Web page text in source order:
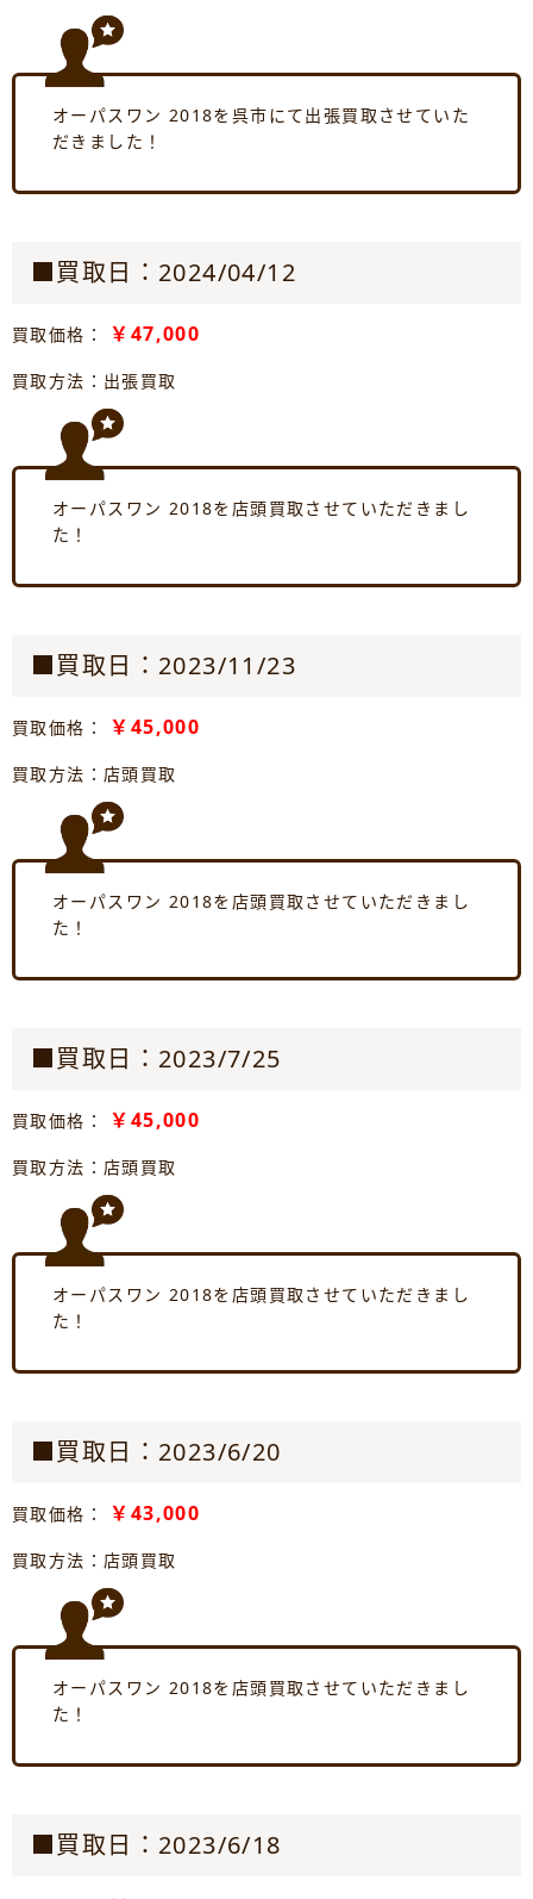
オーパスワン 2018を呉市にて出張買取させていた
だきました！
■買取日：2024/04/12
買取価格： ￥47,000
買取方法：出張買取
オーパスワン 2018を店頭買取させていただきまし
た！
■買取日：2023/11/23
買取価格： ￥45,000
買取方法：店頭買取
オーパスワン 2018を店頭買取させていただきまし
た！
■買取日：2023/7/25
買取価格： ￥45,000
買取方法：店頭買取
オーパスワン 2018を店頭買取させていただきまし
た！
■買取日：2023/6/20
買取価格： ￥43,000
買取方法：店頭買取
オーパスワン 2018を店頭買取させていただきまし
た！
■買取日：2023/6/18